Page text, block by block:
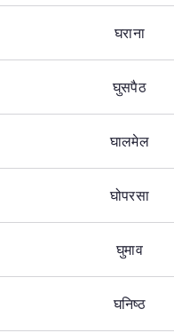
घराना
घुसपैठ
घालमेल
घोपरसा
घुमाव
घनिष्ठ